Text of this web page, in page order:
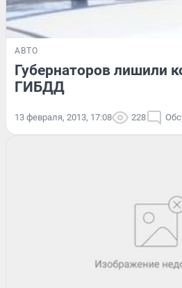
АВТО
Губернаторов лишили
ГИБДД
13 февраля, 2013, 17:08 228